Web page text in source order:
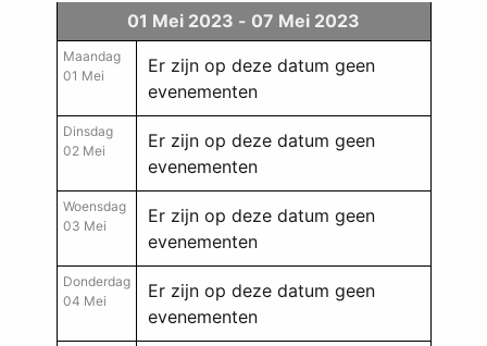
01 Mei 2023 - 07 Mei 2023
Maandag
01 Mei
Er zijn op deze datum geen
evenementen
Dinsdag
02 Mei
Er zijn op deze datum geen
evenementen
Woensdag
03 Mei
Er zijn op deze datum geen
evenementen
Donderdag
04 Mei
Er zijn op deze datum geen
evenementen